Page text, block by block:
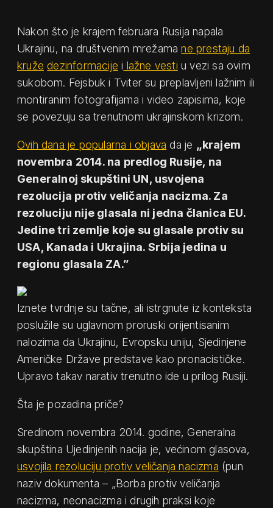
Nakon što je krajem februara Rusija napala
Ukrajinu, na društvenim mrežamane prestaju da
kruže dezinformacije i lažne vesti u vezi sa ovim
sukobom. Fejsbuk i Tviter su preplavljeni lažnim ili
montiranim fotografijama i video zapisima, koje
se povezuju sa trenutnom ukrajinskom krizom.
Ovih dana je popularna i objava da je „krajem
novembra 2014. na predlog Rusije, na
Generalnoj skupštini UN, usvojena
rezolucija protiv veličanja nacizma. Za
rezoluciju nije glasala ni jedna članica EU.
Jedine tri zemlje koje su glasale protiv su
USA, Kanada i Ukrajina. Srbija jedina u
regionu glasala ZA.”
Iznete tvrdnje su tačne, ali istrgnute iz konteksta
poslužile su uglavnom proruski orijentisanim
nalozima da Ukrajinu, Evropsku uniju, Sjedinjene
Američke Države predstave kao pronacističke.
Upravo takav narativ trenutno ide u prilog Rusiji.
Šta je pozadina priče?
Sredinom novembra 2014. godine, Generalna
skupština Ujedinjenih nacija je, većinom glasova,
usvojila rezoluciju protiv veličanja nacizma (pun
naziv dokumenta – „Borba protiv veličanja
nacizma, neonacizma i drugih praksi koje